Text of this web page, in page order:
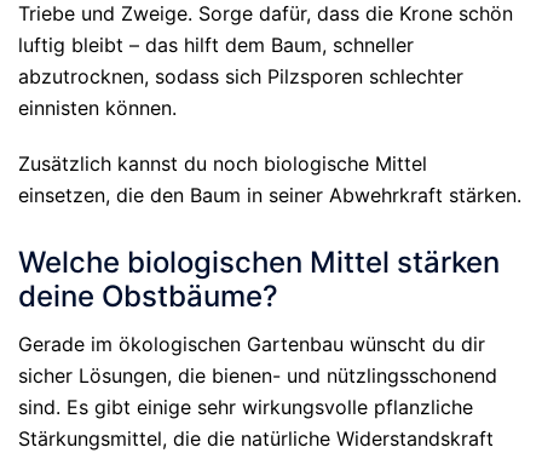
Triebe und Zweige. Sorge dafür, dass die Krone schön
luftig bleibt – das hilft dem Baum, schneller
abzutrocknen, sodass sich Pilzsporen schlechter
einnisten können.
Zusätzlich kannst du noch biologische Mittel
einsetzen, die den Baum in seiner Abwehrkraft stärken.
Welche biologischen Mittel stärken
deine Obstbäume?
Gerade im ökologischen Gartenbau wünscht du dir
sicher Lösungen, die bienen- und nützlingsschonend
sind. Es gibt einige sehr wirkungsvolle pflanzliche
Stärkungsmittel, die die natürliche Widerstandskraft